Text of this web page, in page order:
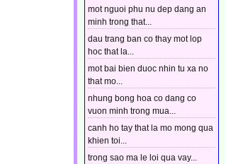
mot nguoi phu nu dep dang an
minh trong that...
dau trang ban co thay mot lop
hoc that la...
mot bai bien duoc nhin tu xa no
that mo...
nhung bong hoa co dang co
vuon minh trong mua...
canh ho tay that la mo mong qua
khien toi...
trong sao ma le loi qua vay...